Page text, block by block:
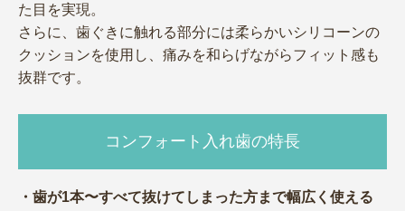
た目を実現。
さらに、歯ぐきに触れる部分には柔らかいシリコーンの
クッションを使用し、痛みを和らげながらフィット感も
抜群です。
コンフォート入れ歯の特長
・歯が1本〜すべて抜けてしまった方まで幅広く使える